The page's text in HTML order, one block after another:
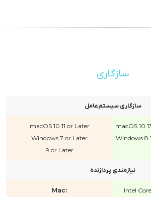
سازگاری
سازگاری سیستم‌عامل
macOS
Windows
macOS 10.11 or Later
Windows 7 or Later
9 or Later
نیازمندی پردازنده
Intel
Mac: